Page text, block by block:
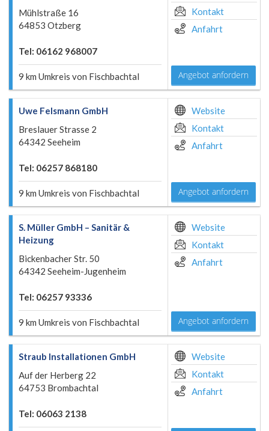
Mühlstraße 16
64853 Otzberg
Tel: 06162 968007
9 km Umkreis von Fischbachtal
Kontakt
Anfahrt
Angebot anfordern
Uwe Felsmann GmbH
Breslauer Strasse 2
64342 Seeheim
Tel: 06257 868180
9 km Umkreis von Fischbachtal
Website
Kontakt
Anfahrt
Angebot anfordern
S. Müller GmbH – Sanitär &
Heizung
Bickenbacher Str. 50
64342 Seeheim-Jugenheim
Tel: 06257 93336
9 km Umkreis von Fischbachtal
Website
Kontakt
Anfahrt
Angebot anfordern
Straub Installationen GmbH
Auf der Herberg 22
64753 Brombachtal
Tel: 06063 2138
Website
Kontakt
Anfahrt